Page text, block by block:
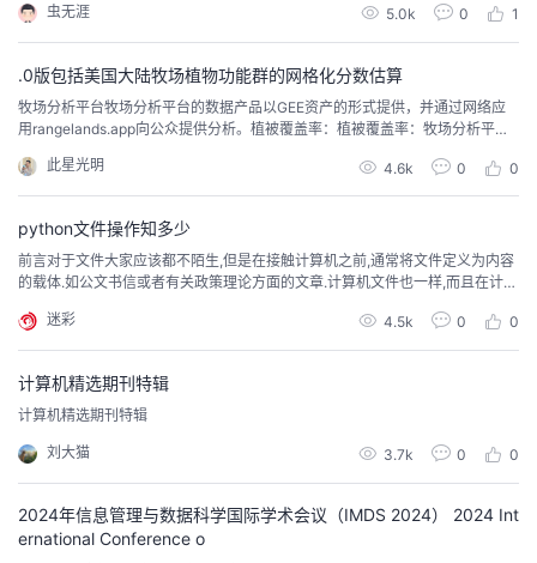
证
实
验
的
收
藏
通俗易懂，便于快速对知识的掌握；4、阅读建议：在阅读前，需要对Python
的字符串、列表、字典基础知识要有一定的了解。 1 字符串拼接 1.1 使用加号
虫无涯 5.0k 0 1
.0版包括美国大陆牧场植物功能群的网格化分数估算
​牧场分析平台牧场分析平台的数据产品以GEE资产的形式提供，并通过网络应
用rangelands.app向公众提供分析。植被覆盖率：植被覆盖率：牧场分析平台
84年至今，每年的估计值都是以30米的空间分辨率产生的。六个植物功能组别
是一年生草本和草类、多年生草本和草类、灌木、树木、垃圾和裸地。覆盖物
此星光明 4.6k 0 0
python文件操作知多少
前言对于文件大家应该都不陌生,但是在接触计算机之前,通常将文件定义为内容
的载体.如公文书信或者有关政策理论方面的文章.计算机文件也一样,而且在计算
纯用于数据存储,文件使用文件扩展名区分文件类型,比如我们常用图片格式,有.jp
g/.png/.gif,记事本保存的文字.txt,办公文档类型.docx/.pptx/.xlsx...
迷彩 4.5k 0 0
计算机精选期刊特辑
计算机精选期刊特辑
刘大猫 3.7k 0 0
2024年信息管理与数据科学国际学术会议（IMDS 2024） 2024 Int
ernational Conference o